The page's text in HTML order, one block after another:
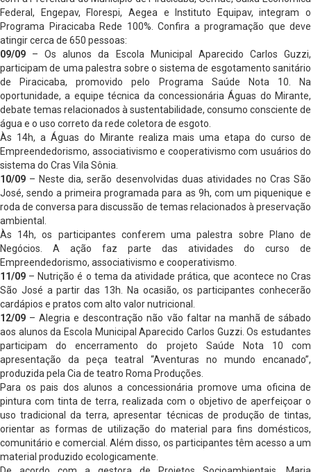
Federal, Engepav, Florespi, Aegea e Instituto Equipav, integram o
Programa Piracicaba Rede 100%. Confira a programação que deve
atingir cerca de 650 pessoas:
09/09 – Os alunos da Escola Municipal Aparecido Carlos Guzzi,
participam de uma palestra sobre o sistema de esgotamento sanitário
de Piracicaba, promovido pelo Programa Saúde Nota 10. Na
oportunidade, a equipe técnica da concessionária Águas do Mirante,
debate temas relacionados à sustentabilidade, consumo consciente de
água e o uso correto da rede coletora de esgoto.
Às 14h, a Águas do Mirante realiza mais uma etapa do curso de
Empreendedorismo, associativismo e cooperativismo com usuários do
sistema do Cras Vila Sônia.
10/09 – Neste dia, serão desenvolvidas duas atividades no Cras São
José, sendo a primeira programada para as 9h, com um piquenique e
roda de conversa para discussão de temas relacionados à preservação
ambiental.
Às 14h, os participantes conferem uma palestra sobre Plano de
Negócios. A ação faz parte das atividades do curso de
Empreendedorismo, associativismo e cooperativismo.
11/09 – Nutrição é o tema da atividade prática, que acontece no Cras
São José a partir das 13h. Na ocasião, os participantes conhecerão
cardápios e pratos com alto valor nutricional.
12/09 – Alegria e descontração não vão faltar na manhã de sábado
aos alunos da Escola Municipal Aparecido Carlos Guzzi. Os estudantes
participam do encerramento do projeto Saúde Nota 10 com
apresentação da peça teatral “Aventuras no mundo encanado”,
produzida pela Cia de teatro Roma Produções.
Para os pais dos alunos a concessionária promove uma oficina de
pintura com tinta de terra, realizada com o objetivo de aperfeiçoar o
uso tradicional da terra, apresentar técnicas de produção de tintas,
orientar as formas de utilização do material para fins domésticos,
comunitário e comercial. Além disso, os participantes têm acesso a um
material produzido ecologicamente.